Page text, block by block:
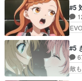
ス
ス
ナ
ッ
ろ
が“
王
祭
#5
目
マ
前
催
#5
敵